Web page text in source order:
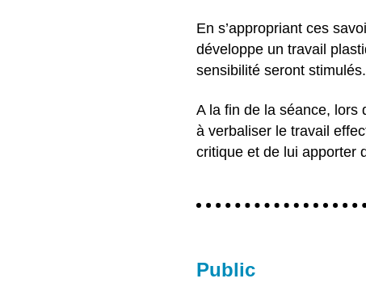
En s’appropriant ces
développe un travail
sensibilité seront stimulés.
A la fin de la séance, lors
à verbaliser le travail
critique et de lui apporter
Public